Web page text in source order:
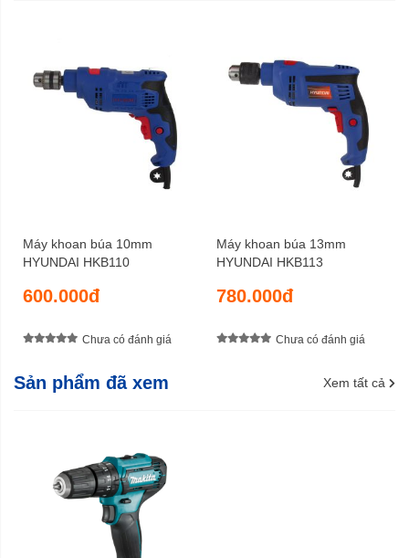
Bảo hành 6 tháng
Máy khoan búa 10mm
HYUNDAI HKB110
600.000đ
Chưa có đánh giá
Máy khoan búa 13mm
HYUNDAI HKB113
780.000đ
Chưa có đánh giá
Sản phẩm đã xem Xem tất cả